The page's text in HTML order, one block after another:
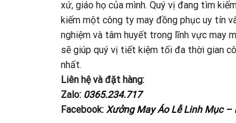
xứ, giáo họ của mình. Quý vị đang tìm
kiếm một công ty may đồng phục uy tín
nghiệm và tâm huyết trong lĩnh vực may
sẽ giúp quý vị tiết kiệm tối đa thời gian
nhất.
Liên hệ và đặt hàng:
Zalo: 0365.234.717
Facebook: Xưởng May Áo Lễ Linh Mục –